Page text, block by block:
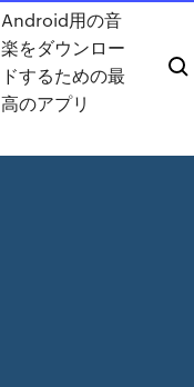
Android用の音
楽をダウンロー
ドするための最
高のアプリ